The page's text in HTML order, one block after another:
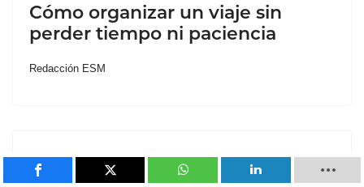
Cómo organizar un viaje sin
perder tiempo ni paciencia
Redacción ESM